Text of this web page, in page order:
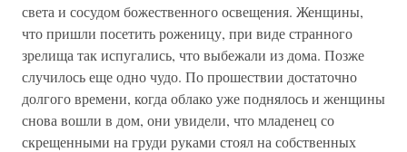
света и сосудом божественного освещения. Женщины,
что пришли посетить роженицу, при виде странного
зрелища так испугались, что выбежали из дома. Позже
случилось еще одно чудо. По прошествии достаточно
долгого времени, когда облако уже поднялось и женщины
снова вошли в дом, они увидели, что младенец со
скрещенными на груди руками стоял на собственных